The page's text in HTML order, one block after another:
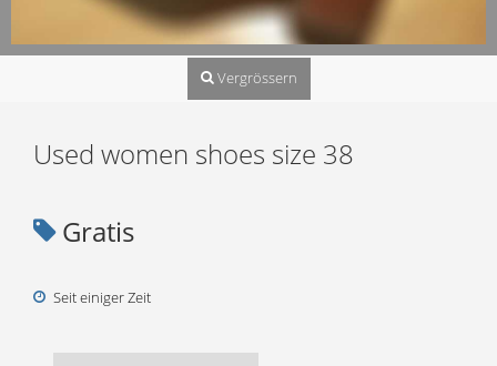
Vergrössern
Used women shoes size 38
Gratis
Seit einiger Zeit